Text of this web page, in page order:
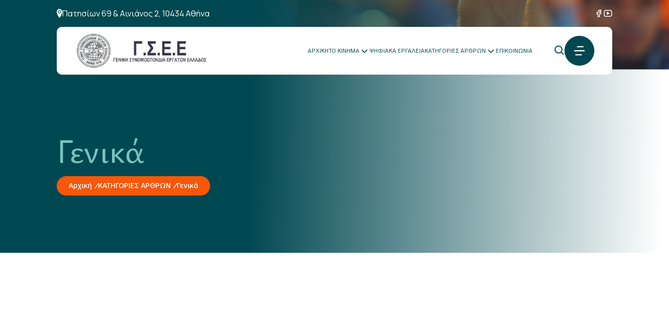
Πατησίων 69 & Αινιάνος 2, 10434 Αθήνα
ΑΡΧΙΚΗΤΟ ΚΙΝΗΜΑ ΨΗΦΙΑΚΑ ΕΡΓΑΛΕΙΑΚΑΤΗΓΟΡΙΕΣ ΑΡΘΡΩΝ ΕΠΙΚΟΙΝΩΝΙΑ
Γενικά
Αρχική ΚΑΤΗΓΟΡΙΕΣ ΑΡΘΡΩΝ Γενικά